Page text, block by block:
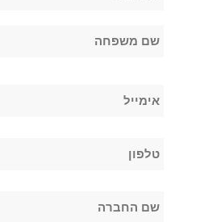
משפחה
אימייל
טלפון
שם